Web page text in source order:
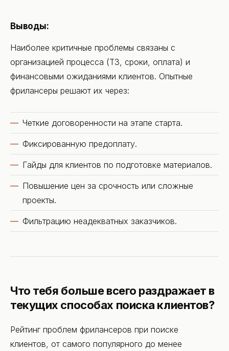
Выводы:
Наиболее критичные проблемы связаны с
организацией процесса (ТЗ, сроки, оплата) и
финансовыми ожиданиями клиентов. Опытные
фрилансеры решают их через:
Четкие договоренности на этапе старта.
Фиксированную предоплату.
Гайды для клиентов по подготовке материалов.
Повышение цен за срочность или сложные
проекты.
Фильтрацию неадекватных заказчиков.
Что тебя больше всего раздражает в
текущих способах поиска клиентов?
Рейтинг проблем фрилансеров при поиске
клиентов, от самого популярного до менее